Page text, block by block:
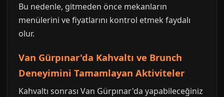
Bu nedenle, gitmeden önce mekanların
menülerini ve fiyatlarını kontrol etmek faydalı
olur.
Van Gürpınar'da Kahvaltı ve Brunch
Deneyimini Tamamlayan Aktiviteler
Kahvaltı sonrası Van Gürpınar'da yapabileceğiniz